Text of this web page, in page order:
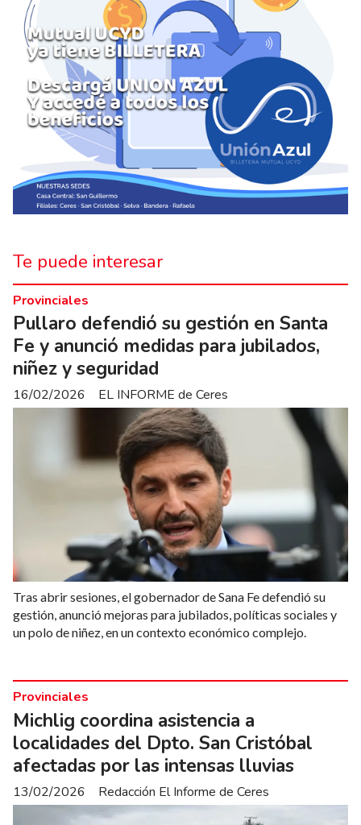
Te puede interesar
Pullaro defendió su gestión en Santa
Fe y anunció medidas para jubilados,
niñez y seguridad
EL INFORME de Ceres
Provinciales
16/02/2026
Tras abrir sesiones, el gobernador de Sana Fe defendió su
gestión, anunció mejoras para jubilados, políticas sociales y
un polo de niñez, en un contexto económico complejo.
Michlig coordina asistencia a
localidades del Dpto. San Cristóbal
afectadas por las intensas lluvias
Redacción El Informe de Ceres
Provinciales
13/02/2026